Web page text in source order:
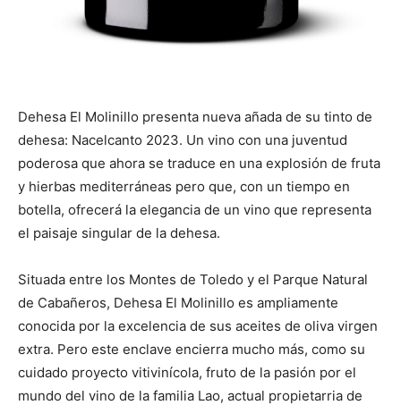
Dehesa El Molinillo presenta nueva añada de su tinto de
dehesa: Nacelcanto 2023. Un vino con una juventud
poderosa que ahora se traduce en una explosión de fruta
y hierbas mediterráneas pero que, con un tiempo en
botella, ofrecerá la elegancia de un vino que representa
el paisaje singular de la dehesa.
Situada entre los Montes de Toledo y el Parque Natural
de Cabañeros, Dehesa El Molinillo es ampliamente
conocida por la excelencia de sus aceites de oliva virgen
extra. Pero este enclave encierra mucho más, como su
cuidado proyecto vitivinícola, fruto de la pasión por el
mundo del vino de la familia Lao, actual propietarria de